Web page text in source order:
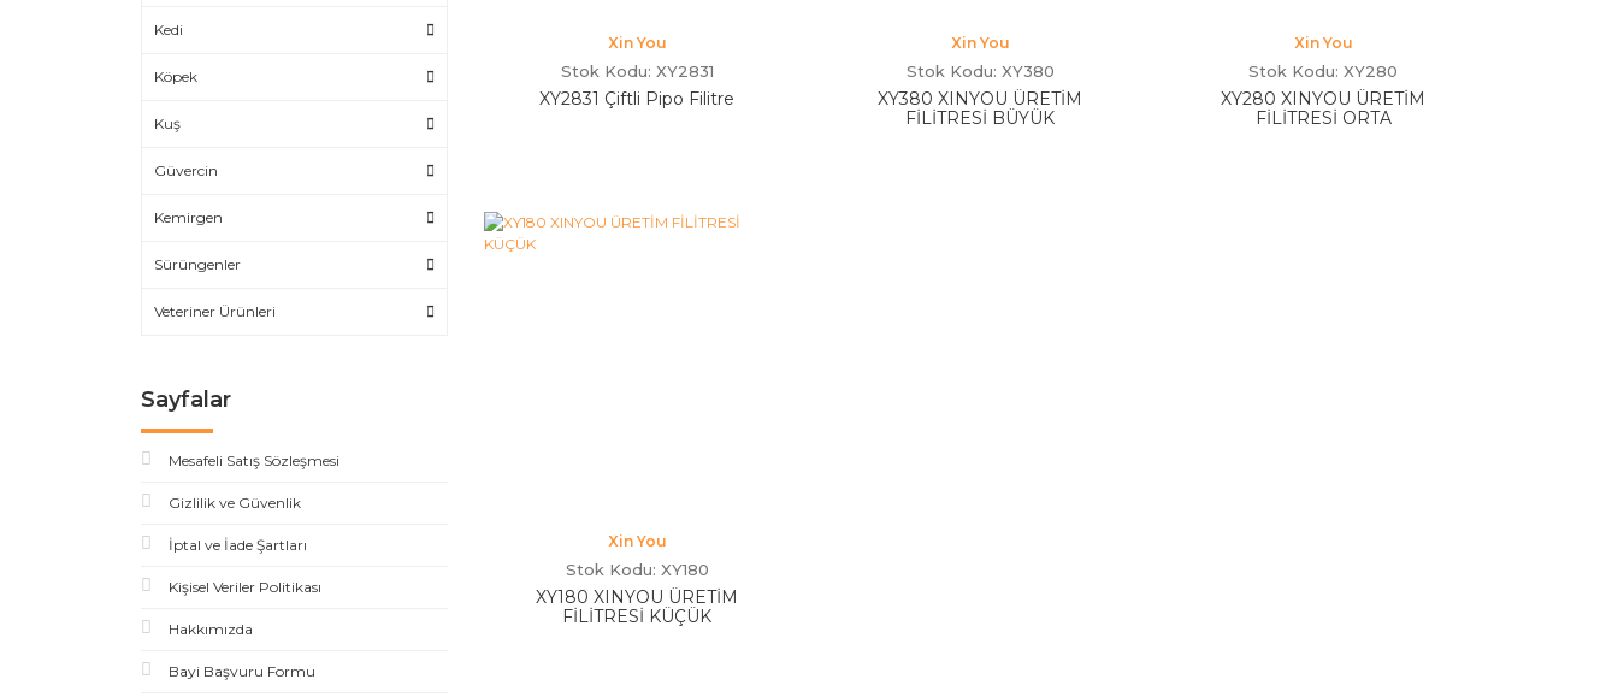
Kedi
Köpek
Kuş
Güvercin
Kemirgen
Sürüngenler
Veteriner Ürünleri
Sayfalar
Mesafeli Satış Sözleşmesi
Gizlilik ve Güvenlik
İptal ve İade Şartları
Kişisel Veriler Politikası
Hakkımızda
Bayi Başvuru Formu
Xin You
Stok Kodu: XY2831
XY2831 Çiftli Pipo Filitre
Xin You
Stok Kodu: XY380
XY380 XINYOU ÜRETİM
FİLİTRESİ BÜYÜK
Xin You
Stok Kodu: XY280
XY280 XINYOU ÜRETİM
FİLİTRESİ ORTA
Xin You
Stok Kodu: XY180
XY180 XINYOU ÜRETİM
FİLİTRESİ KÜÇÜK